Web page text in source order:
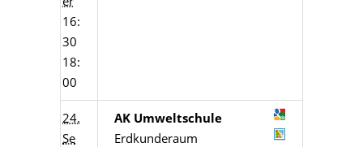
16:
30
18:
00
24.
Se
AK Umweltschule
Erdkunderaum